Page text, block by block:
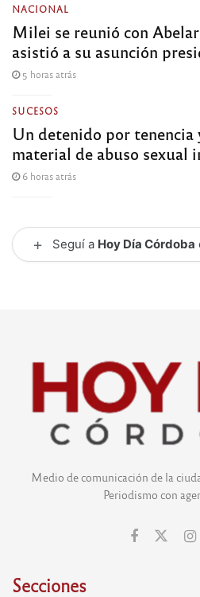
NACIONAL
Milei se reunió con
asistió a su asunción
5 horas atrás
SUCESOS
Un detenido por
material de abuso sexual
6 horas atrás
+ Seguí a Hoy Día Córdoba
Medio de comunicación de la
Periodismo con
Secciones